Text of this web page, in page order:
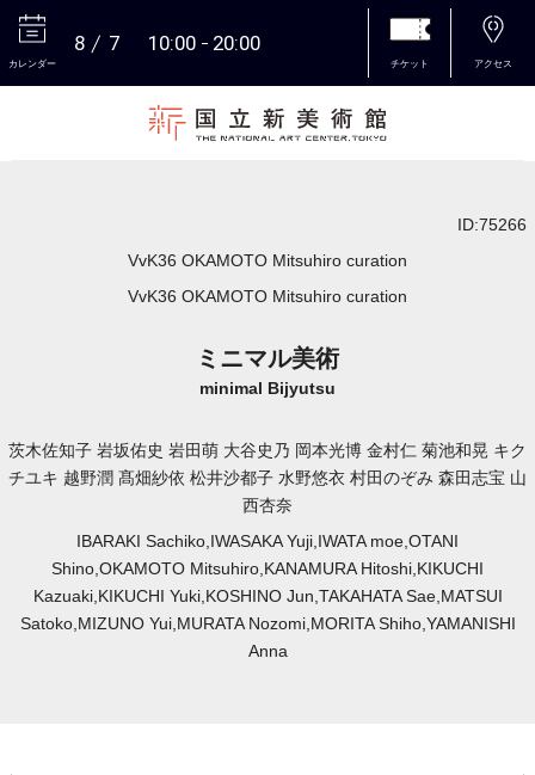
カレンダー
8 7 10:00 20:00
チケット アクセス
ID:75266
VvK36 OKAMOTO Mitsuhiro curation
VvK36 OKAMOTO Mitsuhiro curation
ミニマル美術
minimal Bijyutsu
茨木佐知子 岩坂佑史 岩田萌 大谷史乃 岡本光博 金村仁 菊池和晃 キク
チユキ 越野潤 髙畑紗依 松井沙都子 水野悠衣 村田のぞみ 森田志宝 山
西杏奈
IBARAKI Sachiko,IWASAKA Yuji,IWATA moe,OTANI
Shino,OKAMOTO Mitsuhiro,KANAMURA Hitoshi,KIKUCHI
Kazuaki,KIKUCHI Yuki,KOSHINO Jun,TAKAHATA Sae,MATSUI
Satoko,MIZUNO Yui,MURATA Nozomi,MORITA Shiho,YAMANISHI
Anna